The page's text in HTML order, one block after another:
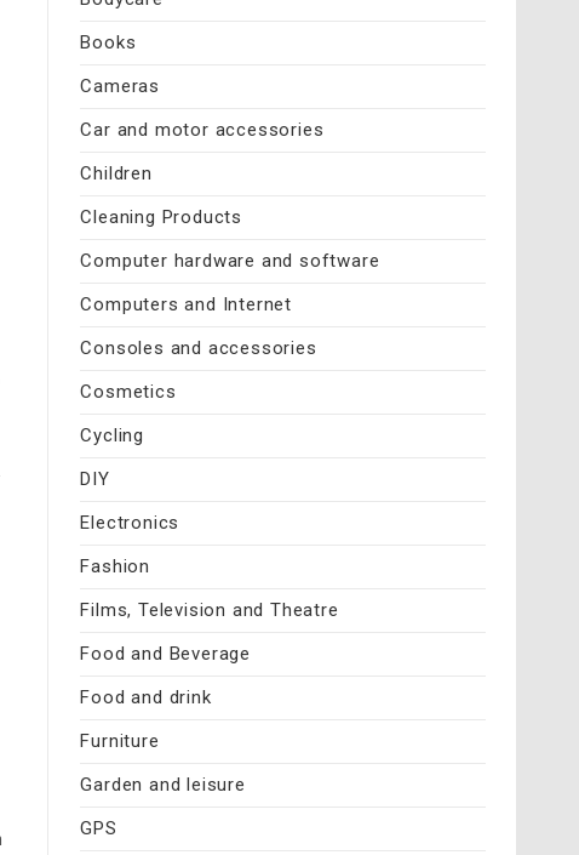
Books
Cameras
Car and motor accessories
Children
Cleaning Products
Computer hardware and software
Computers and Internet
Consoles and accessories
Cosmetics
Cycling
DIY
Electronics
Fashion
Films, Television and Theatre
Food and Beverage
Food and drink
Furniture
Garden and leisure
GPS